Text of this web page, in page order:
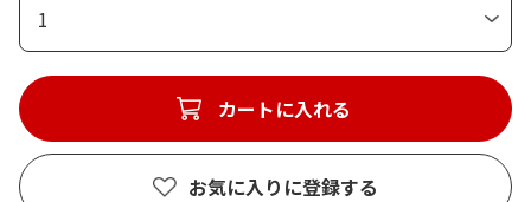
1
カートに入れる
お気に入りに登録する